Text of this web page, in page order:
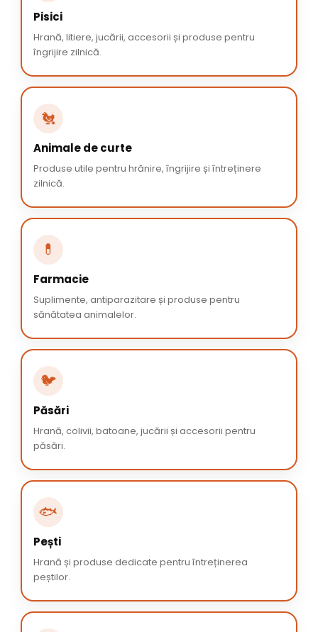
Pisici
Hrană, litiere, jucării, accesorii și produse pentru
îngrijire zilnică.
🐔
Animale de curte
Produse utile pentru hrănire, îngrijire și întreținere
zilnică.
💊
Farmacie
Suplimente, antiparazitare și produse pentru
sănătatea animalelor.
🐦
Păsări
Hrană, colivii, batoane, jucării și accesorii pentru
păsări.
🐟
Pești
Hrană și produse dedicate pentru întreținerea
peștilor.